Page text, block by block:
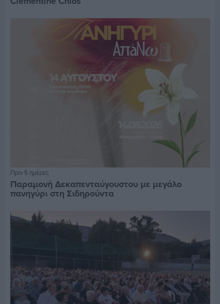
Πριν 5 ημέρες
Παραμονή Δεκαπενταύγουστου με μεγάλο
πανηγύρι στη Σιδηρούντα